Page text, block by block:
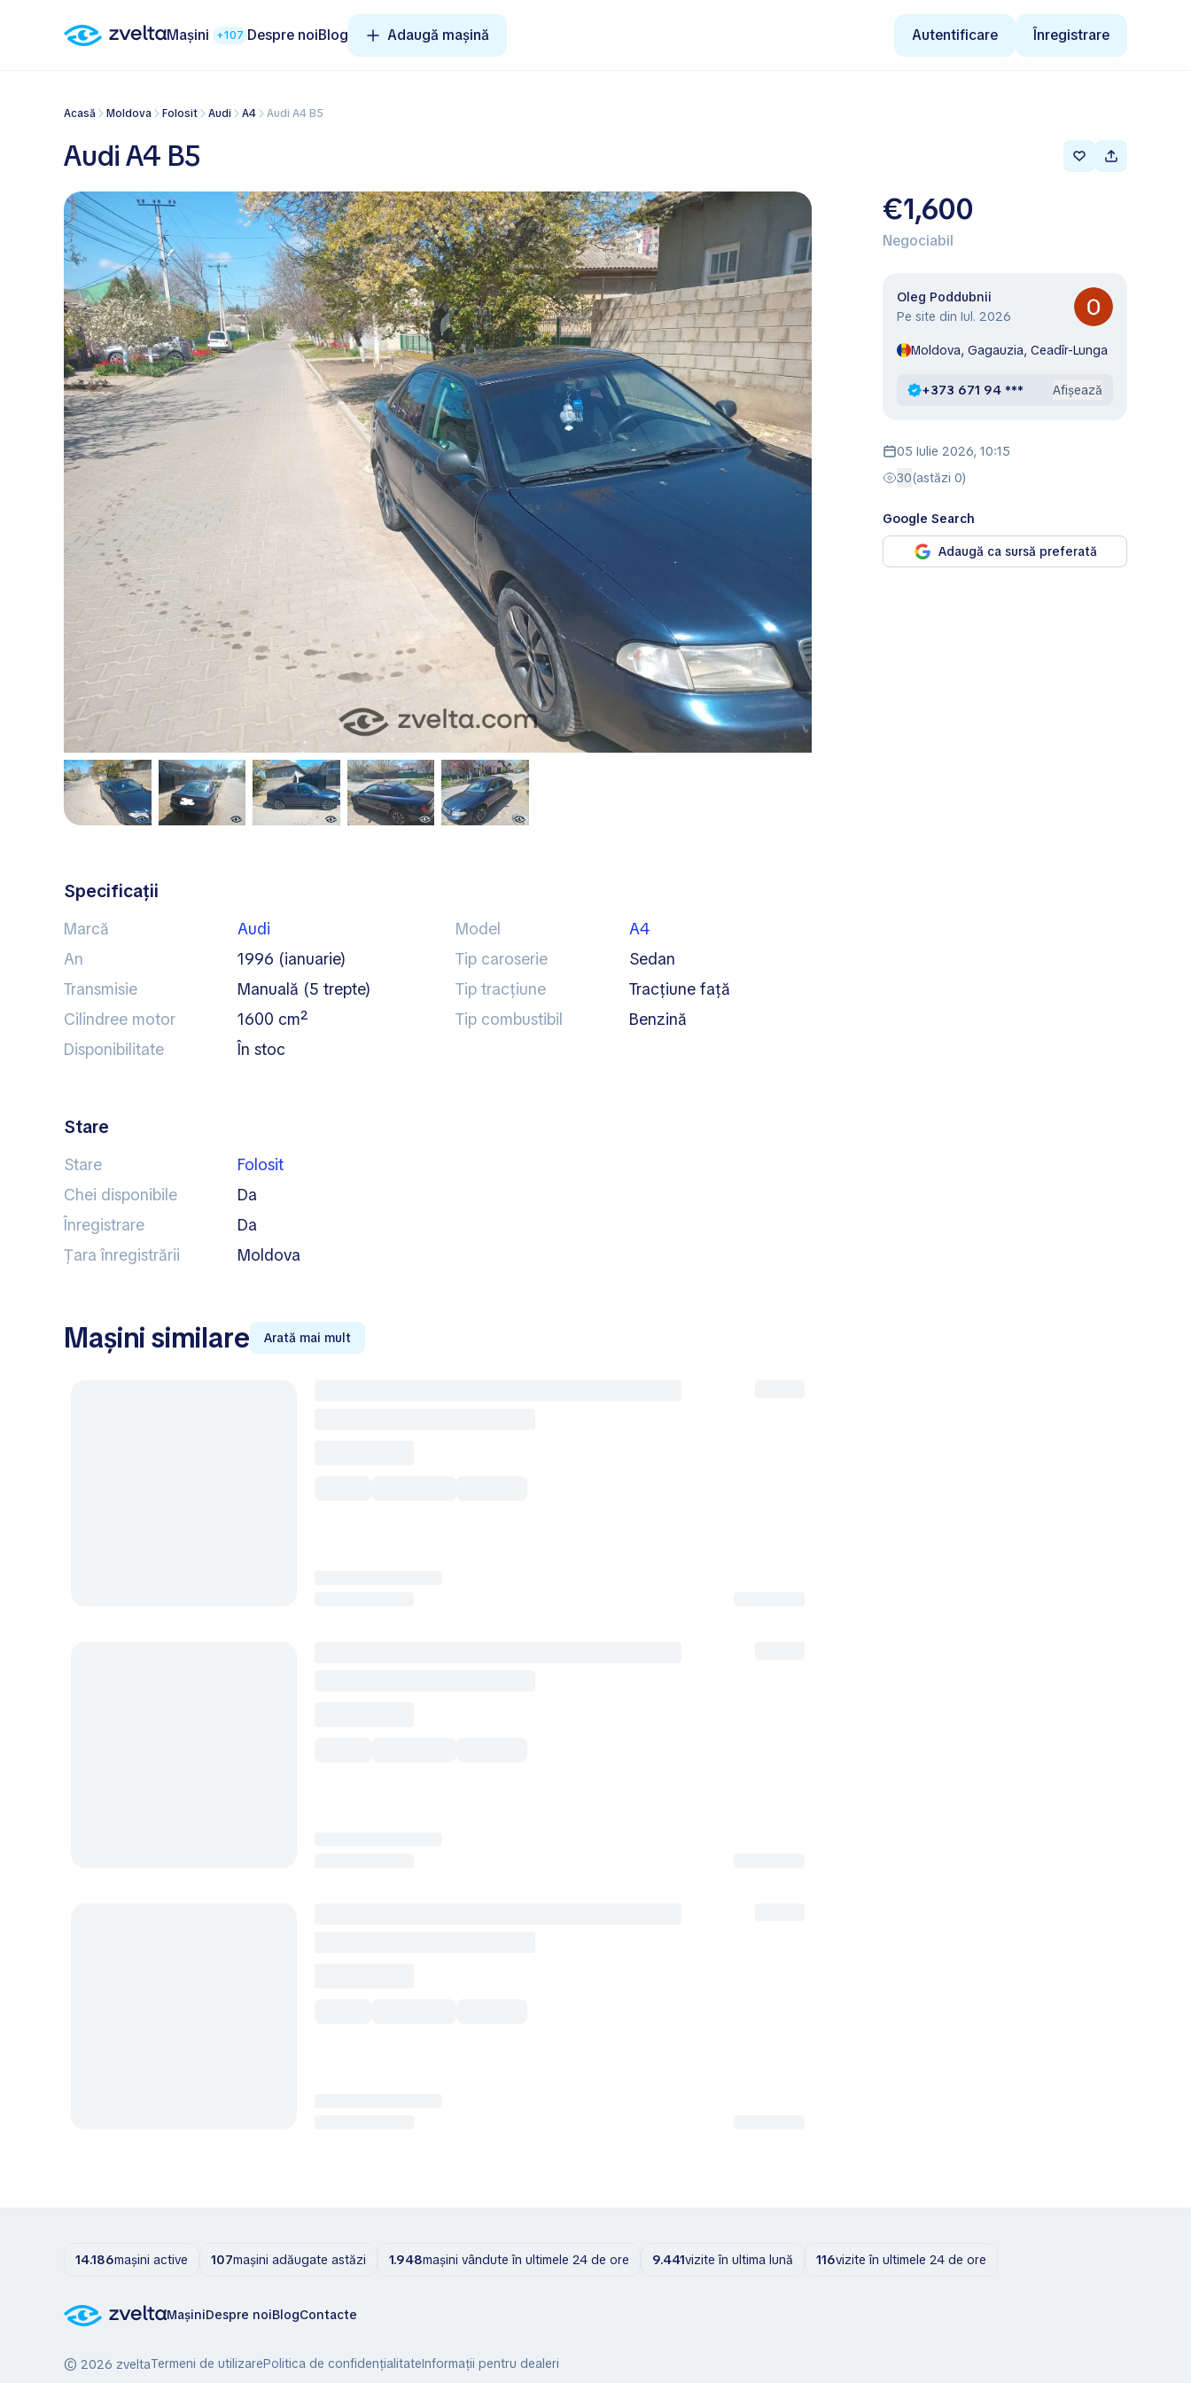
Mașini +107 Despre noiBlog Adaugă mașină Autentificare Înregistrare
Acasă Moldova Folosit Audi A4 Audi A4 B5
Audi A4 B5
Specificații
Marcă Audi Model
A4
An
1996 (ianuarie) Tip caroserie
sedan
Transmisie
manuală (5 trepte) Tip tracțiune
tracțiune față
Cilindree motor
1600 cm² Tip combustibil
benzină
Disponibilitate
în stoc
Stare
Stare
Folosit
Chei disponibile
Da
Înregistrare
Da
Țara înregistrării
Moldova
Mașini similare Arată mai mult
€1,600
Negociabil
Oleg Poddubnii
Pe site din Iul. 2026
Moldova, Gagauzia, Ceadîr-Lunga
+373 671 94 *** Afișează
05 Iulie 2026, 10:15
30(astăzi 0)
Google Search
Adaugă ca sursă preferată
14.186mașini active 107mașini adăugate astăzi 1.948mașini vândute în ultimele 24 de ore 9.441vizite în ultima lună 116vizite în ultimele 24 de ore
MașiniDespre noiBlogContacte
© 2026 zveltaTermeni de utilizarePolitica de confidențialitateInformații pentru dealeri